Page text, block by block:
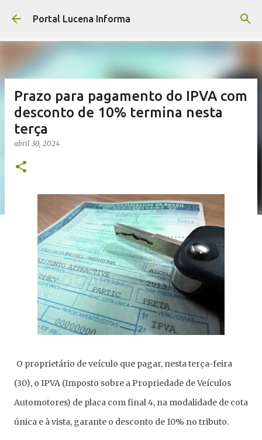
Pular para o conteúdo principal
Portal Lucena Informa
Prazo para pagamento do IPVA com
desconto de 10% termina nesta
terça
abril 30, 2024
O proprietário de veículo que pagar, nesta terça-feira
(30), o IPVA (Imposto sobre a Propriedade de Veículos
Automotores) de placa com final 4, na modalidade de cota
única e à vista, garante o desconto de 10% no tributo.